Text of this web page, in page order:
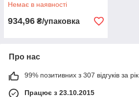
Немає в наявності
934,96 ₴/упаковка
Про нас
99% позитивних з 307 відгуків за рік
Працює з 23.10.2015